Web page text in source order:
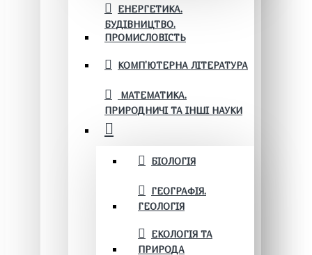
ЕНЕРГЕТИКА.
БУДІВНИЦТВО.
ПРОМИСЛОВІСТЬ
КОМП'ЮТЕРНА ЛІТЕРАТУРА
МАТЕМАТИКА.
ПРИРОДНИЧІ ТА ІНШІ НАУКИ
БІОЛОГІЯ
ГЕОГРАФІЯ.
ГЕОЛОГІЯ
ЕКОЛОГІЯ ТА
ПРИРОДА